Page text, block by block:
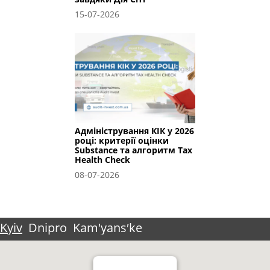
15-07-2026
Адміністрування КІК у 2026
році: критерії оцінки
Substance та алгоритм Tax
Health Check
08-07-2026
Kyiv Dnipro Kam'yansʹke